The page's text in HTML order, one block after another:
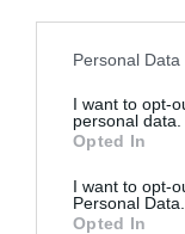
Personal
I want to opt-
personal data.
Opted In
I want to opt-
Personal Data.
Opted In
kastélytól nem
NÉHÁNY
LETT, A